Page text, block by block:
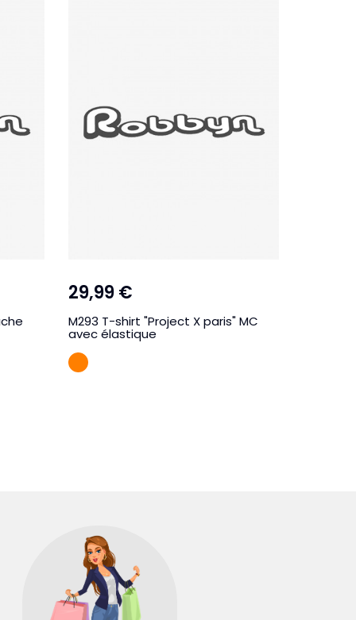
29,99 €
M293 T-shirt "Project X paris" MC
avec élastique
Orange